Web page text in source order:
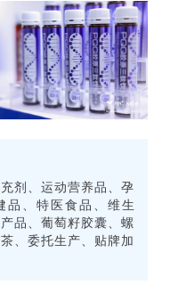
剂、运动营养品、孕
品、特医食品、维生
品、葡萄籽胶囊、螺
、委托生产、贴牌加